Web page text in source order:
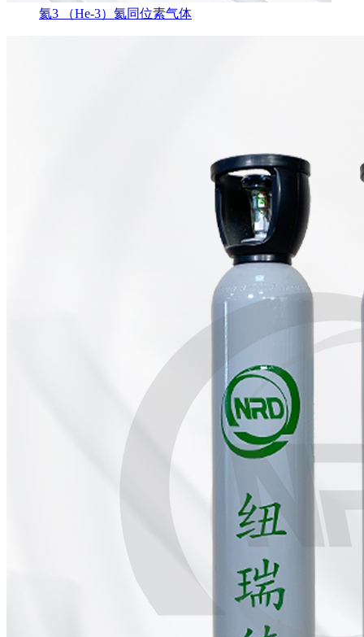
氦3 （He-3）氦同位素气体